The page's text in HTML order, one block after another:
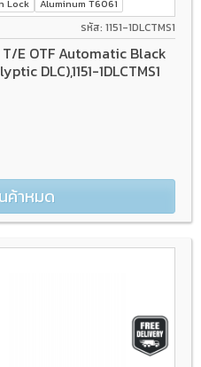
Lock Aluminum T6061
รหัส: 1151-1DLCTMS1
E OTF Automatic Black
DLC),1151-1DLCTMS1
ค้าหมด